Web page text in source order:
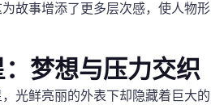
故事增添了更多层次感，使人物形
梦想与压力交织
光鲜亮丽的外表下却隐藏着巨大的